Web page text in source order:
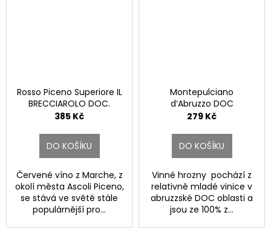
Rosso Piceno Superiore IL
BRECCIAROLO DOC.
385 Kč
DO KOŠÍKU
Červené víno z Marche, z
okolí města Ascoli Piceno,
se stává ve světě stále
populárnější pro...
Montepulciano
d‘Abruzzo DOC
279 Kč
DO KOŠÍKU
Vinné hrozny pochází z
relativně mladé vinice v
abruzzské DOC oblasti a
jsou ze 100% z...